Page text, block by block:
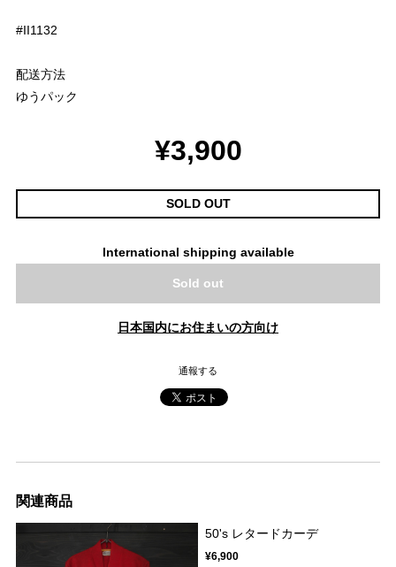
#II1132
配送方法
ゆうパック
¥3,900
SOLD OUT
International shipping available
Sold out
日本国内にお住まいの方向け
通報する
関連商品
50's レタードカーデ
¥6,900